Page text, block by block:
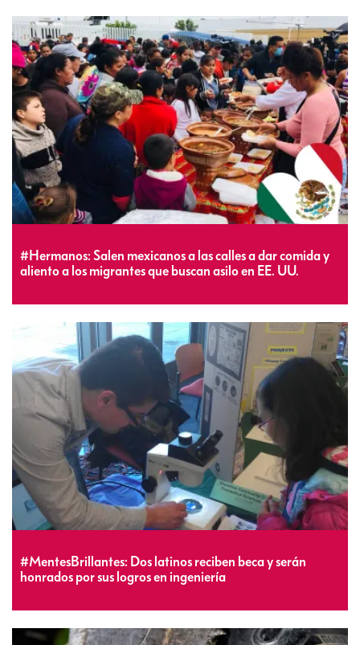
#Hermanos: Salen mexicanos a las calles a dar comida y
aliento a los migrantes que buscan asilo en EE. UU.
#MentesBrillantes: Dos latinos reciben beca y serán
honrados por sus logros en ingeniería